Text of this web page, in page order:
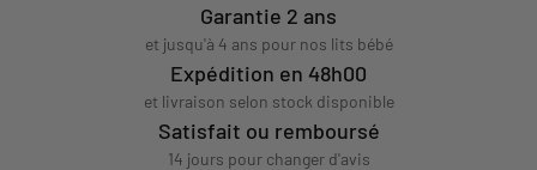
Garantie 2 ans
et jusqu'à 4 ans pour nos lits bébé
Expédition en 48h00
et livraison selon stock disponible
Satisfait ou remboursé
14 jours pour changer d'avis